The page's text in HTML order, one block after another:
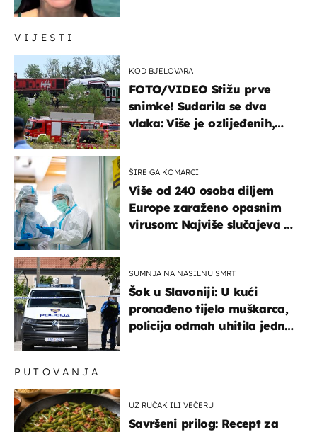
VIJESTI
KOD BJELOVARA
FOTO/VIDEO Stižu prve
snimke! Sudarila se dva
vlaka: Više je ozlijeđenih,
ŠIRE GA KOMARCI
Više od 240 osoba diljem
Europe zaraženo opasnim
virusom: Najviše slučajeva u
SUMNJA NA NASILNU SMRT
Šok u Slavoniji: U kući
pronađeno tijelo muškarca,
policija odmah uhitila jednu
PUTOVANJA
UZ RUČAK ILI VEČERU
Savršeni prilog: Recept za